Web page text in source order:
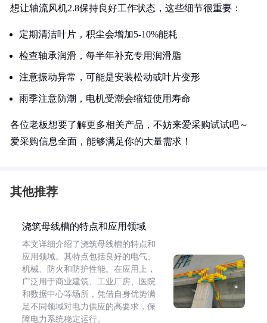
想让轴流风机2.8保持良好工作状态，这些细节很重要：
定期清洁叶片，积尘会增加5-10%能耗
检查轴承润滑，每半年补充专用润滑脂
注意振动异常，可能是安装松动或叶片变形
雨季注意防潮，电机受潮会缩短使用寿命
各位老板想要了解更多相关产品，不妨来爱采购试试吧～
爱采购信息全面，能够满足你的大量需求！
其他推荐
浇筑母线槽的特点和应用领域
本文详细介绍了浇筑母线槽的特点和
应用领域。其特点包括良好的电气、
机械、防火和防护性能。在应用上，
广泛用于商业建筑、工业厂房、医院
和数据中心等场所，凭借自身优势满
足不同领域对电力供应的高要求，保
障电力系统稳定运行。